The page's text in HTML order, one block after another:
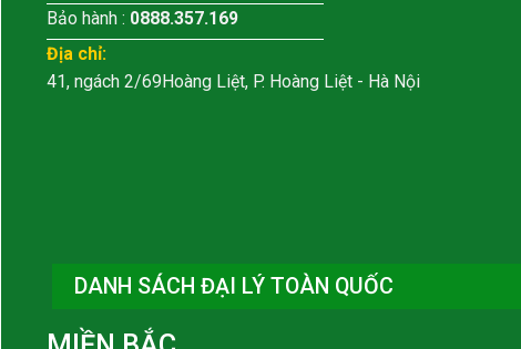
Bảo hành : 0888.357.169
Địa chỉ:
41, ngách 2/69Hoàng Liệt, P. Hoàng Liệt - Hà Nội
DANH SÁCH ĐẠI LÝ TOÀN QUỐC